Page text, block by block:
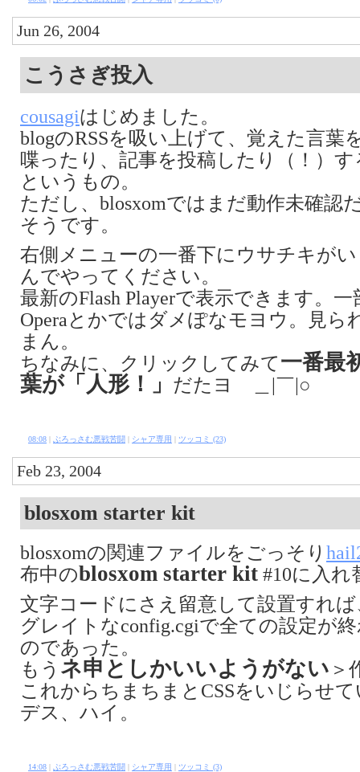
Jun 26, 2004
こうさぎ投入
cousagiはじめました。
blogのRSSを吸い上げて、覚えた言葉
喋ったり、記事を投稿したり（！）す
というもの。
ただし、blosxomではまだ動作未確認
そうです。
右側メニューの一番下にウサチキが
んでやってください。
最新のFlash Playerで表示できます。
Operaとかではダメぽなモヨウ。見ら
まん。
ちなみに、クリックしてみて一番最
葉が「人形！」 だたヨ ＿|￣|○
08:08 | ぶろっさむ悪戦苦闘 | シャア専用 | ツッコミ (23)
Feb 23, 2004
blosxom starter kit
blosxomの関連ファイルをごっそり
布中のblosxom starter kit #10に入れ
文字コードにさえ留意して設置すれ
グレイトなconfig.cgiで全ての設定が
のであった。
もう ネ申としかいいようがない ＞
これからちまちまとCSSをいじらせ
デス、ハイ。
14:08 | ぶろっさむ悪戦苦闘 | シャア専用 | ツッコミ (3)